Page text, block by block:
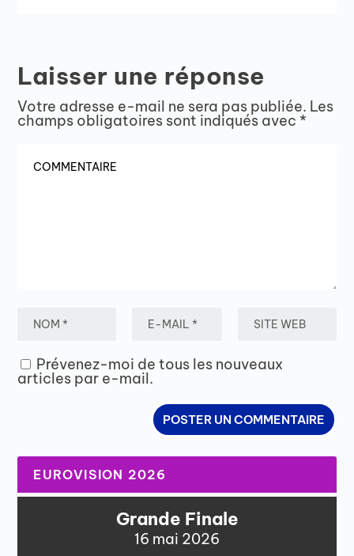
Laisser une réponse
Votre adresse e-mail ne sera pas publiée. Les
champs obligatoires sont indiqués avec *
Prévenez-moi de tous les nouveaux
articles par e-mail.
EUROVISION 2026
Grande Finale
16 mai 2026